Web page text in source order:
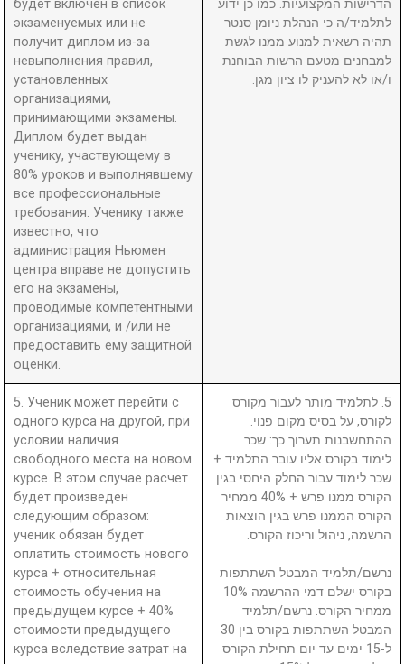
будет включен в список
экзаменуемых или не
получит диплом из-за
невыполнения правил,
установленных
организациями,
принимающими экзамены.
Диплом будет выдан
ученику, участвующему в
80% уроков и выполнявшему
все профессиональные
требования. Ученику также
известно, что
администрация Ньюмен
центра вправе не допустить
его на экзамены,
проводимые компетентными
организациями, и /или не
предоставить ему защитной
оценки.
הדרישות המקצועיות. כמו כן ידוע
לתלמיד/ה כי הנהלת ניומן סנטר
תהיה רשאית למנוע ממנו לגשת
למבחנים מטעם הרשות הבוחנת
ו/או לא להעניק לו ציון מגן.
5. Ученик может перейти с
одного курса на другой, при
условии наличия
свободного места на новом
курсе. В этом случае расчет
будет произведен
следующим образом:
ученик обязан будет
оплатить стоимость нового
курса + относительная
стоимость обучения на
предыдущем курсе + 40%
стоимости предыдущего
курса вследствие затрат на
5. לתלמיד מותר לעבור מקורס
לקורס, על בסיס מקום פנוי.
ההתחשבנות תערוך כך: שכר
לימוד בקורס אליו עובר התלמיד +
שכר לימוד עבור החלק היחסי בגין
הקורס ממנו פרש + 40% ממחיר
הקורס הממנו פרש בגין הוצאות
הרשמה, ניהול וריכוז הקורס.
נרשם/תלמיד המבטל השתתפות
בקורס ישלם דמי ההרשמה 10%
ממחיר הקורס. נרשם/תלמיד
המבטל השתתפות בקורס בין 30
ל-15 ימים עד יום תחילת הקורס